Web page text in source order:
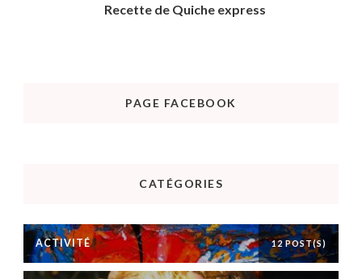
Recette de Quiche express
PAGE FACEBOOK
CATÉGORIES
ACTIVITÉ 12 POST(S)